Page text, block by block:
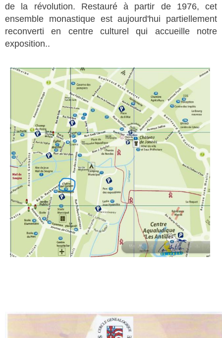
de la révolution. Restauré à partir de 1976, cet
ensemble monastique est aujourd'hui partiellement
reconverti en centre culturel qui accueille notre
exposition..